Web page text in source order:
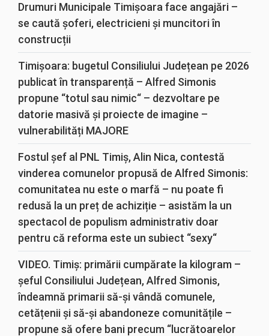
Drumuri Municipale Timișoara face angajări –
se caută șoferi, electricieni și muncitori în
construcții
Timișoara: bugetul Consiliului Județean pe 2026
publicat în transparență – Alfred Simonis
propune “totul sau nimic“ – dezvoltare pe
datorie masivă și proiecte de imagine –
vulnerabilități MAJORE
Fostul șef al PNL Timiș, Alin Nica, contestă
vinderea comunelor propusă de Alfred Simonis:
comunitatea nu este o marfă – nu poate fi
redusă la un preț de achiziție – asistăm la un
spectacol de populism administrativ doar
pentru că reforma este un subiect “sexy“
VIDEO. Timiș: primării cumpărate la kilogram –
șeful Consiliului Județean, Alfred Simonis,
îndeamnă primarii să-și vândă comunele,
cetățenii și să-și abandoneze comunitățile –
propune să ofere bani precum “lucrătoarelor